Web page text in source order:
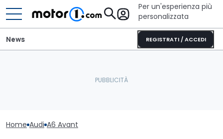
Per un'esperienza più
personalizzata
REGISTRATI / ACCEDI
News
Home Audi A6 Avant